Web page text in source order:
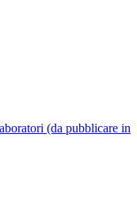
(da pubblicare in